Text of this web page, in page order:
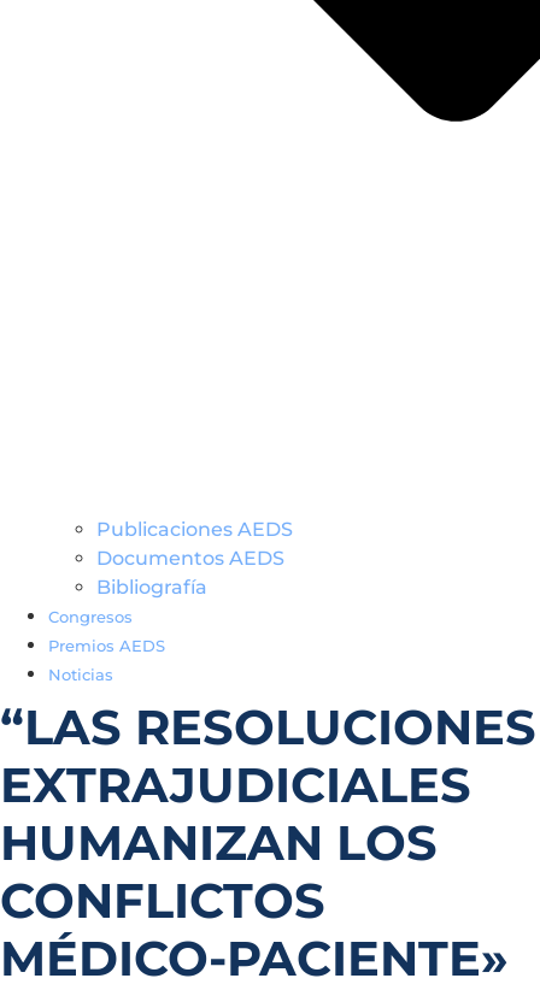
Publicaciones AEDS
Documentos AEDS
Bibliografía
Congresos
Premios AEDS
Noticias
“LAS RESOLUCIONES
EXTRAJUDICIALES
HUMANIZAN LOS
CONFLICTOS
MÉDICO-PACIENTE»